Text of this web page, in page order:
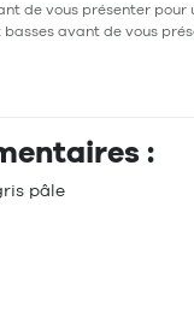
de vous présenter
avant de vous
:
pâle